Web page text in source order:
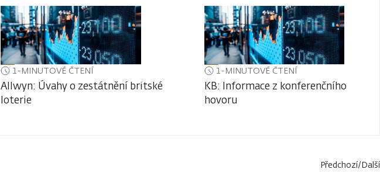
1-MINUTOVÉ ČTENÍ
Allwyn: Úvahy o zestátnění britské
loterie
1-MINUTOVÉ ČTENÍ
KB: Informace z konferenčního
hovoru
Předchozí/Další